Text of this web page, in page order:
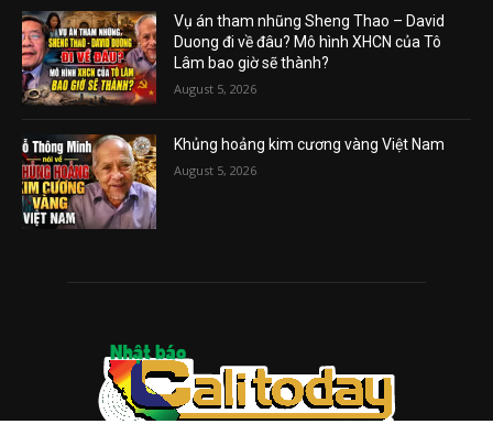
Vụ án tham nhũng Sheng Thao – David
Duong đi về đâu? Mô hình XHCN của Tô
Lâm bao giờ sẽ thành?
August 5, 2026
Khủng hoảng kim cương vàng Việt Nam
August 5, 2026